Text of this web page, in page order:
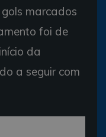
marcados
foi de
da
a seguir com